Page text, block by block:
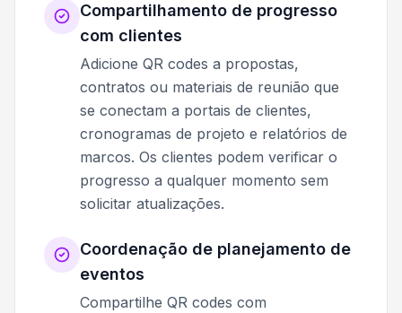
Compartilhamento de progresso
com clientes
Adicione QR codes a propostas,
contratos ou materiais de reunião que
se conectam a portais de clientes,
cronogramas de projeto e relatórios de
marcos. Os clientes podem verificar o
progresso a qualquer momento sem
solicitar atualizações.
Coordenação de planejamento de
eventos
Compartilhe QR codes com